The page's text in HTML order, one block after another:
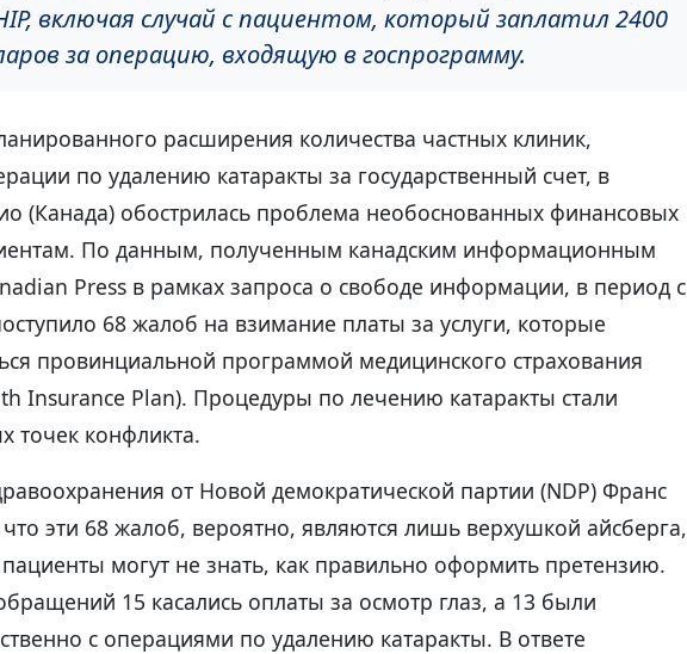
включая случай с пациентом, который заплатил 2400
за операцию, входящую в госпрограмму.
расширения количества частных клиник,
по удалению катаракты за государственный счет, в
(Канада) обострилась проблема необоснованных финансовых
По данным, полученным канадским информационным
Press в рамках запроса о свободе информации, в период с
68 жалоб на взимание платы за услуги, которые
провинциальной программой медицинского страхования
Insurance Plan). Процедуры по лечению катаракты стали
точек конфликта.
от Новой демократической партии (NDP) Франс
эти 68 жалоб, вероятно, являются лишь верхушкой айсберга,
могут не знать, как правильно оформить претензию.
15 касались оплаты за осмотр глаз, а 13 были
с операциями по удалению катаракты. В ответе